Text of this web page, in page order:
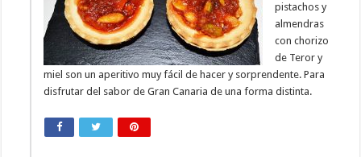
pistachos y
almendras
con chorizo
de Teror y
miel son un aperitivo muy fácil de hacer y sorprendente. Para
disfrutar del sabor de Gran Canaria de una forma distinta.